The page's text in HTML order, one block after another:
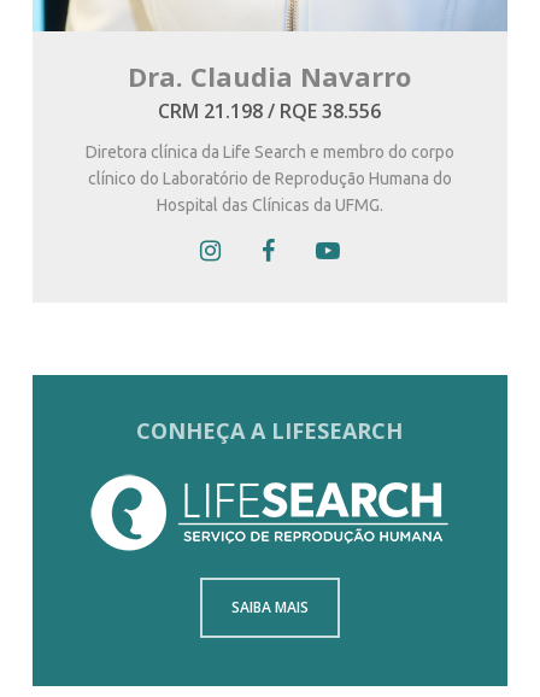
Dra. Claudia Navarro
CRM 21.198 / RQE 38.556
Diretora clínica da Life Search e membro do corpo
clínico do Laboratório de Reprodução Humana do
Hospital das Clínicas da UFMG.
CONHEÇA A LIFESEARCH
SAIBA MAIS